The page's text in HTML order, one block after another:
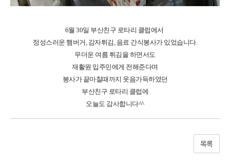
6월 30일 부산친구 로타리 클럽에서
정성스러운 햄버거, 감자튀김, 음료 간식봉사가 있었습니다.
무더운 여름 튀김을 하면서도
재활원 입주민에게 전해준다며
봉사가 끝마칠때까지 웃음가득하였던
부산친구 로타리 클럽에
오늘도 감사합니다^^
목록